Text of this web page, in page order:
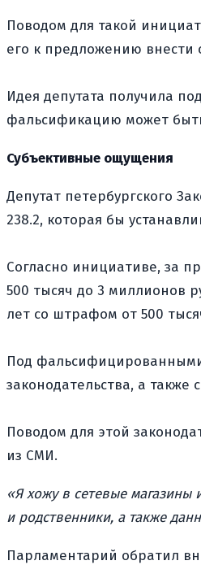
Поводом для такой
его к предложению внести
Идея депутата получила
фальсификацию может
Субъективные ощущения
Депутат петербургского
238.2, которая бы
Согласно инициативе, за
500 тысяч до 3 миллионов
лет со штрафом от 500
Под фальсифицированными
законодательства, а
Поводом для этой
из СМИ.
«Я хожу в сетевые
и родственники, а также
Парламентарий обратил